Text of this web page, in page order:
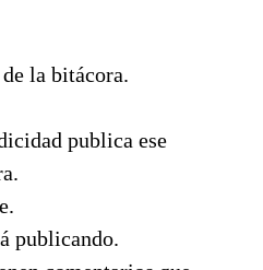
la bitácora.
publica ese
publicando.